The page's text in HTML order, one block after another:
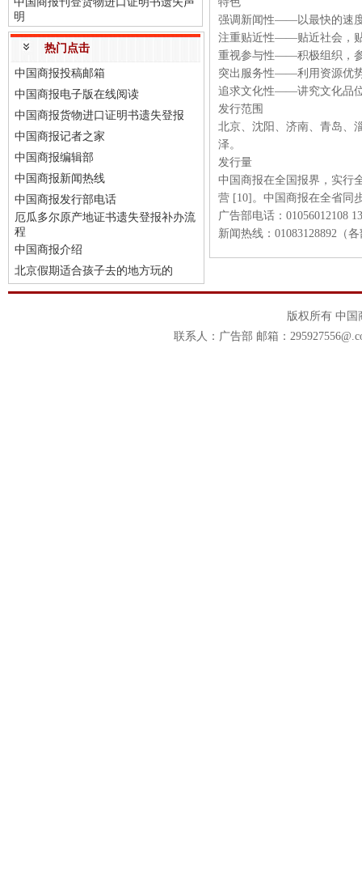
明
热门点击
中国商报投稿邮箱
中国商报电子版在线阅读
中国商报货物进口证明书遗失登报
中国商报记者之家
中国商报编辑部
中国商报新闻热线
中国商报发行部电话
厄瓜多尔原产地证书遗失登报补办流
程
中国商报介绍
北京假期适合孩子去的地方玩的
强调新闻性——以最快的速
注重贴近性——贴近社会，
重视参与性——积极组织，
突出服务性——利用资源优
追求文化性——讲究文化品
发行范围
北京、沈阳、济南、青岛、
泽。
发行量
中国商报在全国报界，实行
营 [10]。中国商报在全省同
广告部电话：01056012108
新闻热线：01083128892（
版权所有 中
联系人：广告部 邮箱：